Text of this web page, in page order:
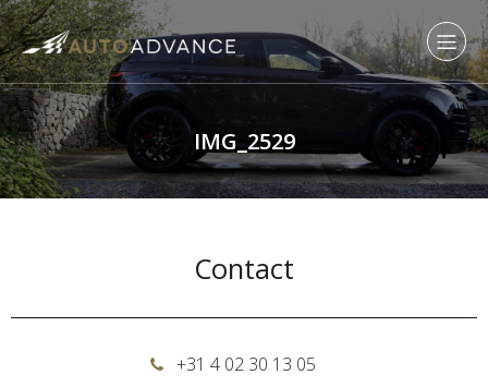
IMG_2529
Contact
+31 4 02 30 13 05